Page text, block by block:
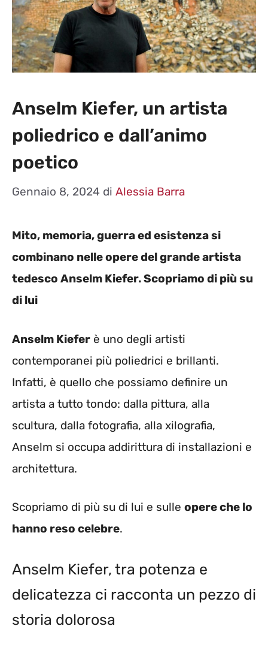
Anselm Kiefer, un artista
poliedrico e dall’animo
poetico
Gennaio 8, 2024 di Alessia Barra
Mito, memoria, guerra ed esistenza si
combinano nelle opere del grande artista
tedesco Anselm Kiefer. Scopriamo di più su
di lui
Anselm Kiefer è uno degli artisti
contemporanei più poliedrici e brillanti.
Infatti, è quello che possiamo definire un
artista a tutto tondo: dalla pittura, alla
scultura, dalla fotografia, alla xilografia,
Anselm si occupa addirittura di installazioni e
architettura.
Scopriamo di più su di lui e sulle opere che lo
hanno reso celebre.
Anselm Kiefer, tra potenza e
delicatezza ci racconta un pezzo di
storia dolorosa